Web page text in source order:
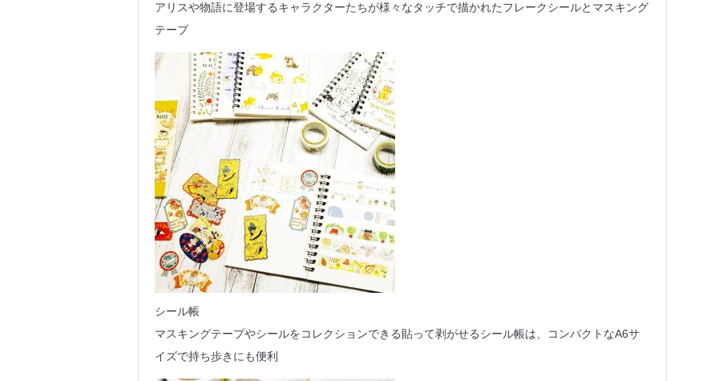
アリスや物語に登場するキャラクターたちが様々なタッチで描かれたフレークシールとマスキング
テープ
シール帳
マスキングテープやシールをコレクションできる貼って剥がせるシール帳は、コンパクトなA6サ
イズで持ち歩きにも便利